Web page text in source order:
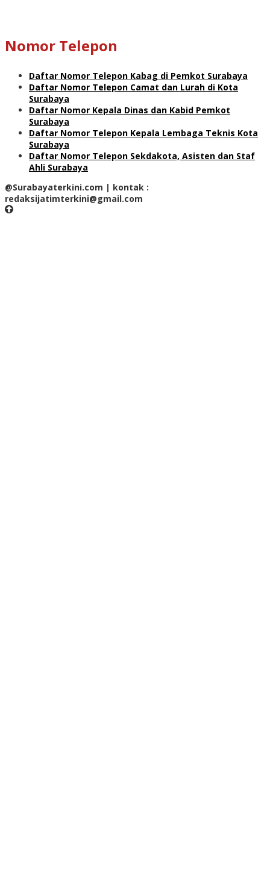
Nomor Telepon
Daftar Nomor Telepon Kabag di Pemkot Surabaya
Daftar Nomor Telepon Camat dan Lurah di Kota
Surabaya
Daftar Nomor Kepala Dinas dan Kabid Pemkot
Surabaya
Daftar Nomor Telepon Kepala Lembaga Teknis Kota
Surabaya
Daftar Nomor Telepon Sekdakota, Asisten dan Staf
Ahli Surabaya
@Surabayaterkini.com | kontak :
redaksijatimterkini@gmail.com